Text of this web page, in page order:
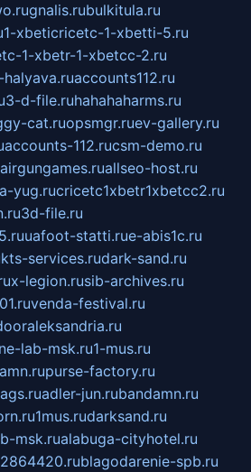
gnalis.rubulkitula.ru
1-xbeticricetc-1-xbetti-5.ru
1-xbetr-1-xbetcc-2.ru
accounts112.ru
3-d-file.ruhahahaharms.ru
cat.ruopsmgr.ruev-gallery.ru
accounts-112.rucsm-demo.ru
airgungames.ruallseo-host.ru
yug.rucricetc1xbetr1xbetcc2.ru
3d-file.ru
uafoot-statti.rue-abis1c.ru
kts-services.rudark-sand.ru
x-legion.rusib-archives.ru
venda-festival.ru
lab-msk.ru1-mus.ru
purse-factory.ru
adler-jun.rubandamn.ru
1mus.rudarksand.ru
msk.rualabuga-cityhotel.ru
2864420.rublagodarenie-spb.ru